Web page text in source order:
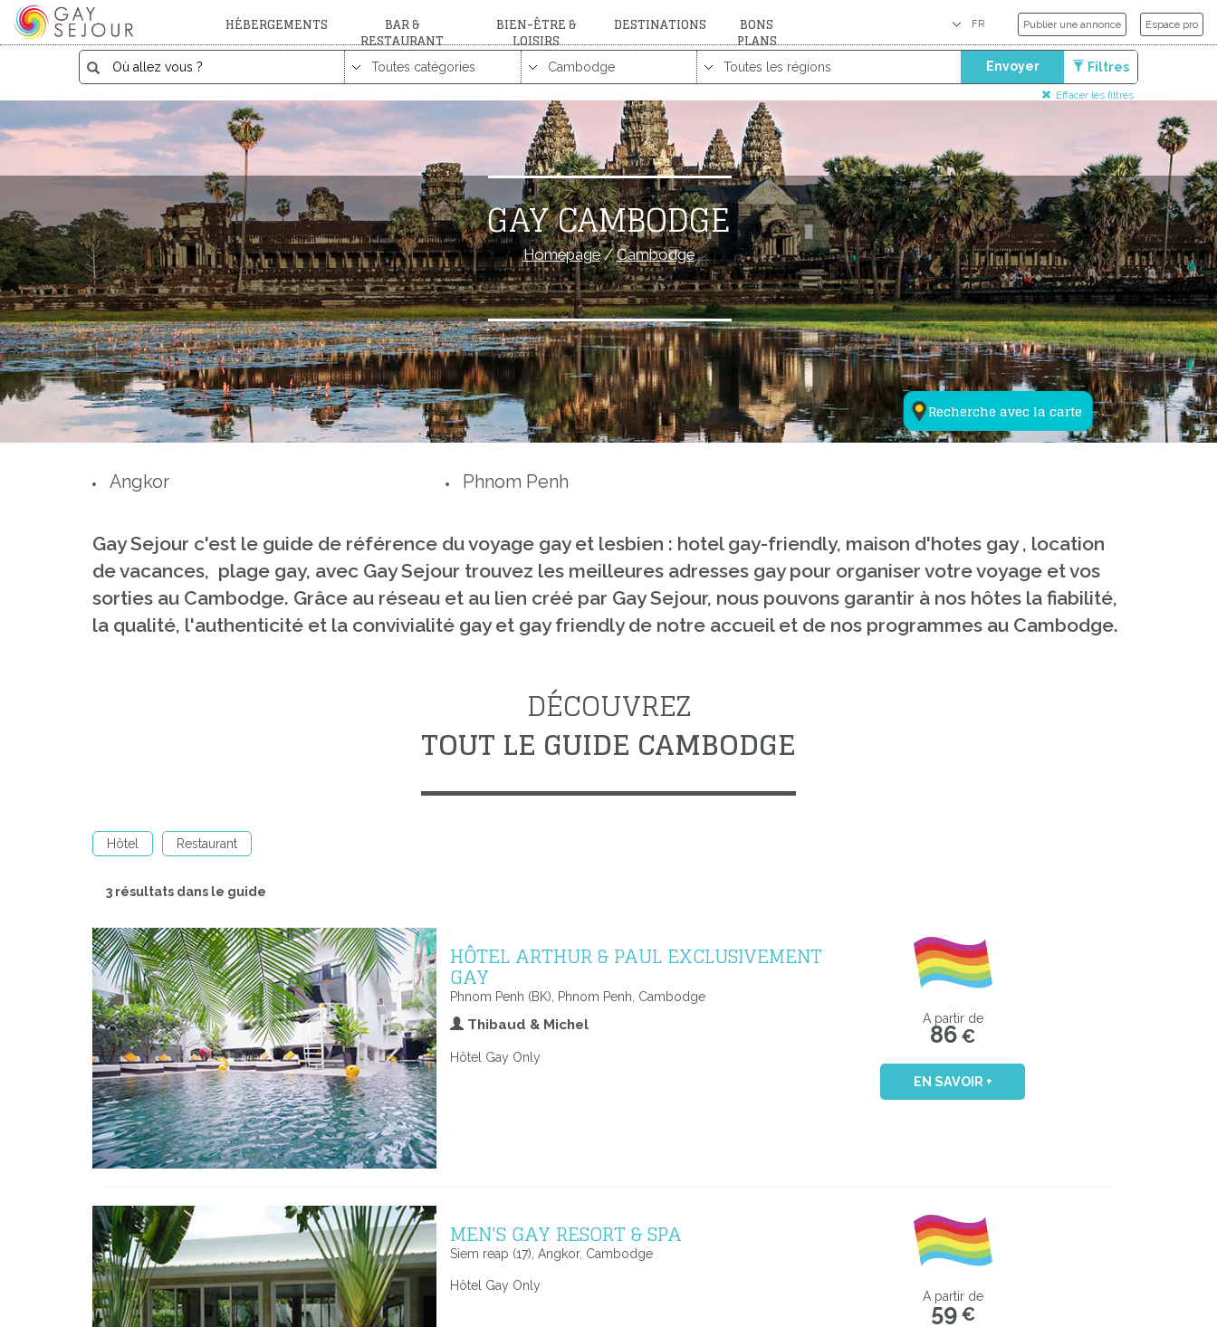
HÉBERGEMENTS BAR &
RESTAURANT
BIEN-ÊTRE &
LOISIRS
DESTINATIONS BONS
PLANS
Publier une annonce Espace pro
Envoyer Filtres
Effacer les filtres
Recherche avec la carte
GAY CAMBODGE
Homepage/Cambodge
Angkor Phnom Penh
Gay Sejour c'est le guide de référence du voyage gay et lesbien : hotel gay-friendly, maison d'hotes gay , location
de vacances, plage gay, avec Gay Sejour trouvez les meilleures adresses gay pour organiser votre voyage et vos
sorties au Cambodge. Grâce au réseau et au lien créé par Gay Sejour, nous pouvons garantir à nos hôtes la fiabilité,
la qualité, l'authenticité et la convivialité gay et gay friendly de notre accueil et de nos programmes au Cambodge.
DÉCOUVREZ
TOUT LE GUIDE CAMBODGE
Hôtel Restaurant
3 résultats dans le guide
HÔTEL ARTHUR & PAUL EXCLUSIVEMENT
GAY
Phnom Penh (BK), Phnom Penh, Cambodge
Thibaud & Michel
Hôtel Gay Only
A partir de
86 €
EN SAVOIR +
MEN'S GAY RESORT & SPA
Siem reap (17), Angkor, Cambodge
Hôtel Gay Only
A partir de
59€